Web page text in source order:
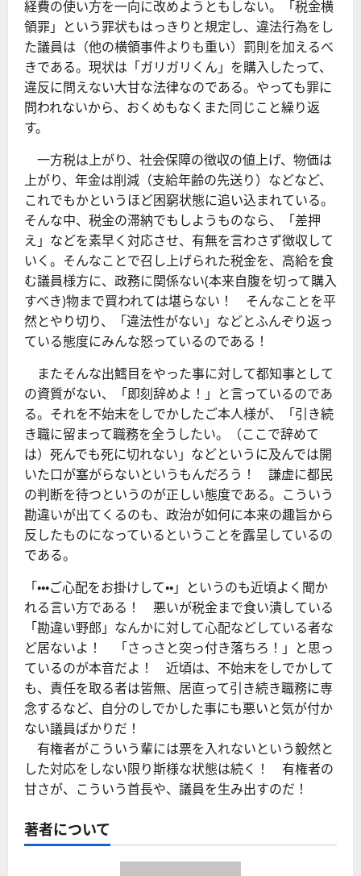
経費の使い方を一向に改めようともしない。「税金横
領罪」という罪状もはっきりと規定し、違法行為をし
た議員は（他の横領事件よりも重い）罰則を加えるべ
きである。現状は「ガリガリくん」を購入したって、
違反に問えない大甘な法律なのである。やっても罪に
問われないから、おくめもなくまた同じこと繰り返
す。
一方税は上がり、社会保障の徴収の値上げ、物価は
上がり、年金は削減（支給年齢の先送り）などなど、
これでもかというほど困窮状態に追い込まれている。
そんな中、税金の滞納でもしようものなら、「差押
え」などを素早く対応させ、有無を言わさず徴収して
いく。そんなことで召し上げられた税金を、高給を食
む議員様方に、政務に関係ない(本来自腹を切って購入
すべき)物まで買われては堪らない！ そんなことを平
然とやり切り、「違法性がない」などとふんぞり返っ
ている態度にみんな怒っているのである！
またそんな出鱈目をやった事に対して都知事として
の資質がない、「即刻辞めよ！」と言っているのであ
る。それを不始末をしでかしたご本人様が、「引き続
き職に留まって職務を全うしたい。（ここで辞めて
は）死んでも死に切れない」などというに及んでは開
いた口が塞がらないというもんだろう！ 謙虚に都民
の判断を待つというのが正しい態度である。こういう
勘違いが出てくるのも、政治が如何に本来の趣旨から
反したものになっているということを露呈しているの
である。
「・・・ご心配をお掛けして・・」というのも近頃よく聞か
れる言い方である！ 悪いが税金まで食い潰している
「勘違い野郎」なんかに対して心配などしている者な
ど居ないよ！ 「さっさと突っ付き落ちろ！」と思っ
ているのが本音だよ！ 近頃は、不始末をしでかして
も、責任を取る者は皆無、居直って引き続き職務に専
念するなど、自分のしでかした事にも悪いと気が付か
ない議員ばかりだ！
有権者がこういう輩には票を入れないという毅然と
した対応をしない限り斯様な状態は続く！ 有権者の
甘さが、こういう首長や、議員を生み出すのだ！
著者について